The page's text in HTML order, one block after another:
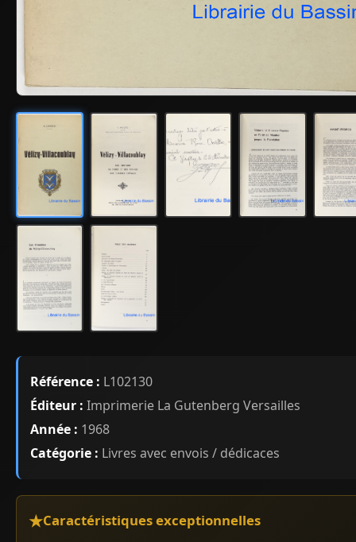
Référence : L102130
Éditeur : Imprimerie La Gutenberg Versailles
Année : 1968
Catégorie : Livres avec envois / dédicaces
Caractéristiques exceptionnelles